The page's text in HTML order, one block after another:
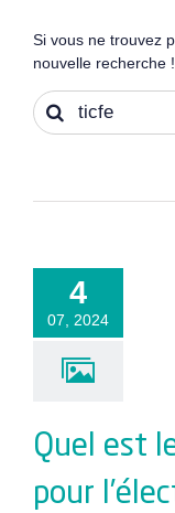
Si vous ne trouvez
nouvelle recherche !
4
07, 2024
Quel est
pour